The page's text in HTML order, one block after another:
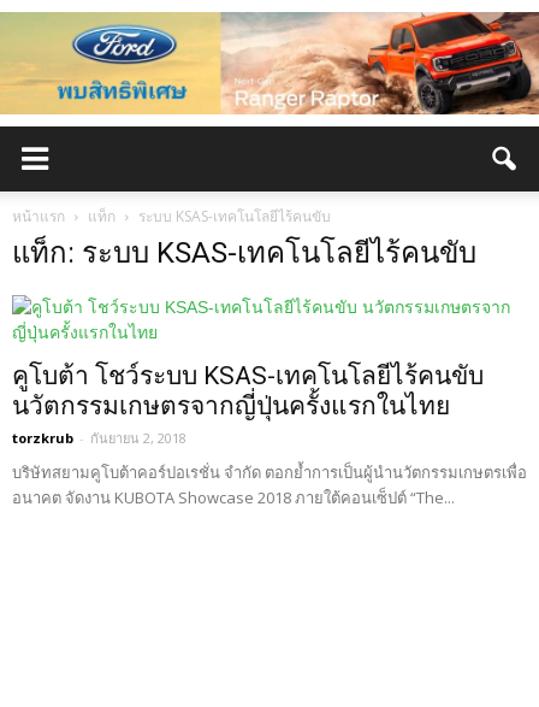
หน้าแรก แท็ก ระบบ KSAS-เทคโนโลยีไร้คนขับ
แท็ก: ระบบ KSAS-เทคโนโลยีไร้คนขับ
คูโบต้า โชว์ระบบ KSAS-เทคโนโลยีไร้คนขับ
นวัตกรรมเกษตรจากญี่ปุ่นครั้งแรกในไทย
torzkrub - กันยายน 2, 2018
บริษัทสยามคูโบต้าคอร์ปอเรชั่น จำกัด ตอกย้ำการเป็นผู้นำนวัตกรรมเกษตรเพื่อ
อนาคต จัดงาน KUBOTA Showcase 2018 ภายใต้คอนเซ็ปต์ “The...